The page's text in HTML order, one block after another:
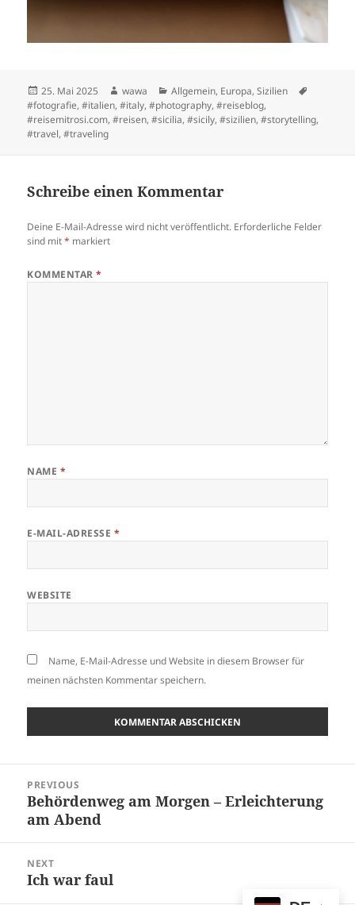
Posted
on
25. Mai 2025 Author
wawa Categories
Allgemein, Europa,Sizilien
#fotografie,#italien,#italy,#photography,#reiseblog,
#reisemitrosi.com,#reisen,#sicilia,#sicily,#sizilien,#storytelling,
#travel,#traveling
Schreibe einen Kommentar
Deine E-Mail-Adresse wird nicht veröffentlicht. Erforderliche Felder
sind mit* markiert
KOMMENTAR*
NAME *
E-MAIL-ADRESSE *
WEBSITE
Name, E-Mail-Adresse und Website in diesem Browser für
meinen nächsten Kommentar speichern.
PREVIOUS
Previous
post:
Behördenweg am Morgen – Erleichterung
am Abend
NEXT
Next
Ich war faul